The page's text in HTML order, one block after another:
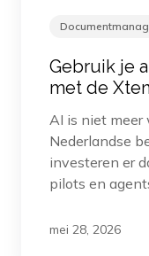
Gebruik je
met de
AI is niet
Nederlandse
investeren er
pilots en
mei 28, 2026